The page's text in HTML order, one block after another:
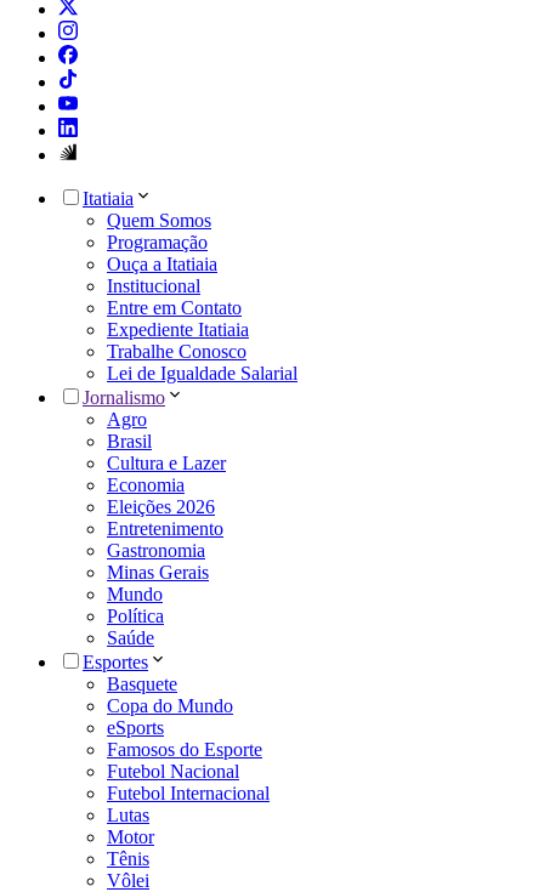
Itatiaia
Quem Somos
Programação
Ouça a Itatiaia
Institucional
Entre em Contato
Expediente Itatiaia
Trabalhe Conosco
Lei de Igualdade Salarial
Jornalismo
Agro
Brasil
Cultura e Lazer
Economia
Eleições 2026
Entretenimento
Gastronomia
Minas Gerais
Mundo
Política
Saúde
Esportes
Basquete
Copa do Mundo
eSports
Famosos do Esporte
Futebol Nacional
Futebol Internacional
Lutas
Motor
Tênis
Vôlei